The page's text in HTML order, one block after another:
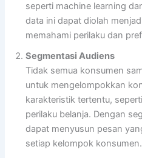
seperti machine learning
data ini dapat diolah
memahami perilaku dan
Segmentasi Audiens
Tidak semua konsumen
untuk mengelompokkan
karakteristik tertentu,
perilaku belanja. Dengan
dapat menyusun pesan
setiap kelompok konsumen.